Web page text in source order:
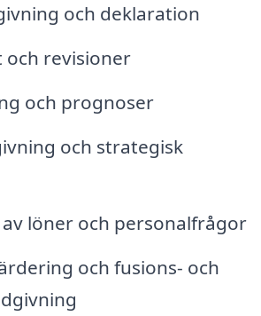
och deklaration
och revisioner
och prognoser
och strategisk
löner och personalfrågor
och fusions- och